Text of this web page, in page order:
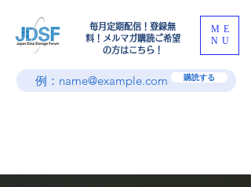
​毎月定期配信！登録無
料！メルマガ購読ご希望
の方はこちら！
ME
NU
購読する